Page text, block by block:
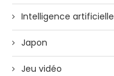
Intelligence artificielle
Japon
Jeu vidéo